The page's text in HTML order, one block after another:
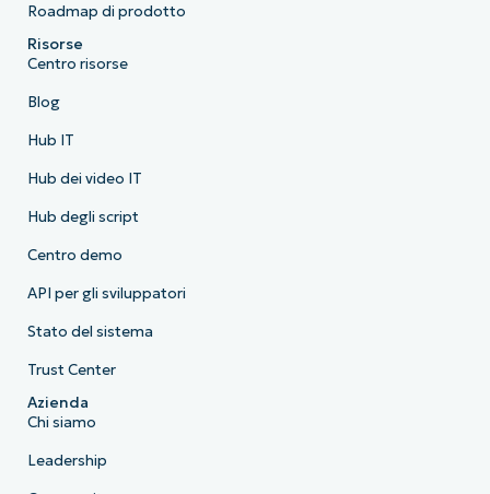
Roadmap di prodotto
Risorse
Centro risorse
Blog
Hub IT
Hub dei video IT
Hub degli script
Centro demo
API per gli sviluppatori
Stato del sistema
Trust Center
Azienda
Chi siamo
Leadership